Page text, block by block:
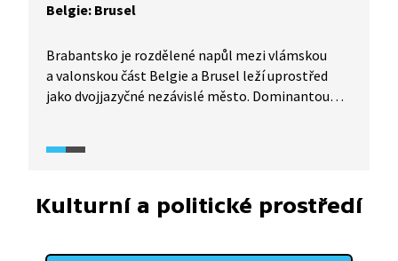
Belgie: Brusel
Brabantsko je rozdělené napůl mezi vlámskou
a valonskou část Belgie a Brusel leží uprostřed
jako dvojjazyčné nezávislé město. Dominantou
belgická čokoláda a belgické pivo. Nejznámějším
čůrajícího chlapečka.
Kulturní a politické prostředí